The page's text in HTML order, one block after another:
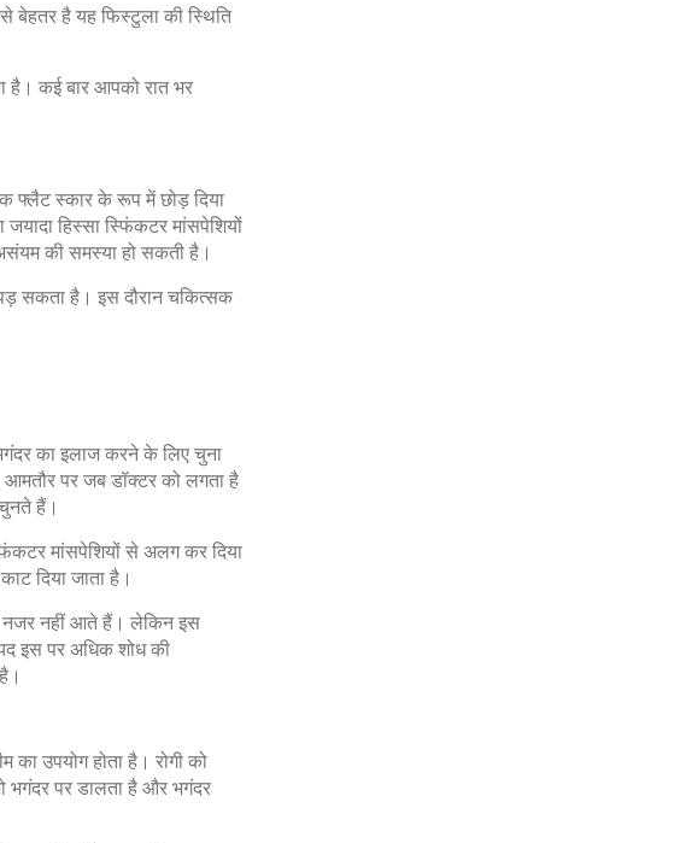
बेहतर है यह फिस्टुला की स्थिति
है। कई बार आपको रात भर
फ्लैट स्कार के रूप में छोड़ दिया
हिस्सा स्फिंकटर मांसपेशियों
की समस्या हो सकती है।
सकता है। इस दौरान चकित्सक
का इलाज करने के लिए चुना
पर जब डॉक्टर को लगता है
हैं।
मांसपेशियों से अलग कर दिया
दिया जाता है।
नजर नहीं आते हैं। लेकिन इस
इस पर अधिक शोध की
उपयोग होता है। रोगी को
भगंदर पर डालता है और भगंदर